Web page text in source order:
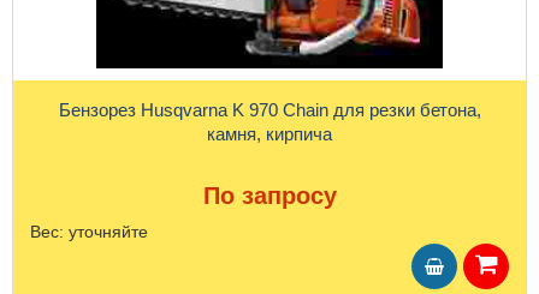
Бензорез Husqvarna K 970 Chain для резки бетона,
камня, кирпича
По запросу
Вес: уточняйте